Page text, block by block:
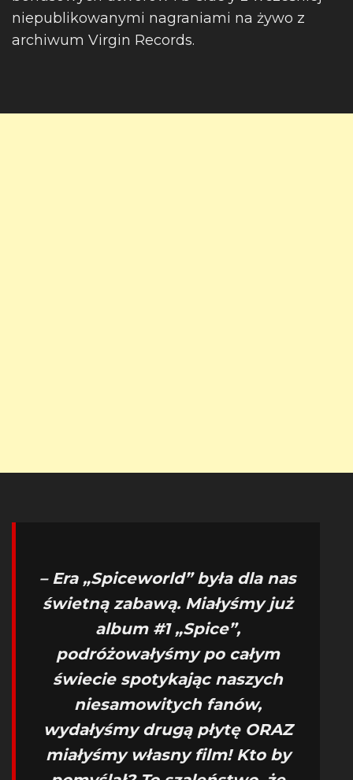
niepublikowanymi nagraniami na żywo z
archiwum Virgin Records.
– Era „Spiceworld” była dla nas
świetną zabawą. Miałyśmy już
album #1 „Spice”,
podróżowałyśmy po całym
świecie spotykając naszych
niesamowitych fanów,
wydałyśmy drugą płytę ORAZ
miałyśmy własny film! Kto by